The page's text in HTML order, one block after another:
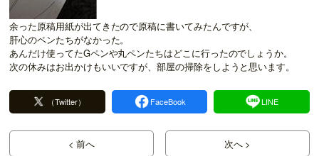
余った原稿用紙が出てきたので原稿に書いてみたんですが、
肝心のペンたちがなかった。
あんだけ使ってたGペンや丸ペンたちはどこに行ったのでしょうか。
次の休みはお出かけもいいですが、部屋の掃除をしようと思います。
（Twitter） FaceBook LINE
< 前へ 次へ >